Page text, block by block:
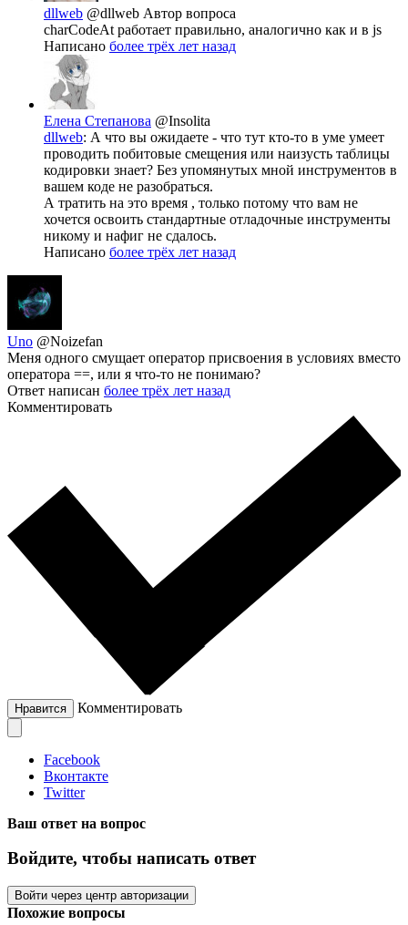
dllweb @dllweb Автор вопроса
charCodeAt работает правильно, аналогично как и в js
Написано более трёх лет назад
Елена Степанова @Insolita
dllweb: А что вы ожидаете - что тут кто-то в уме умеет
проводить побитовые смещения или наизусть таблицы
кодировки знает? Без упомянутых мной инструментов в
вашем коде не разобраться.
А тратить на это время , только потому что вам не
хочется освоить стандартные отладочные инструменты
никому и нафиг не сдалось.
Написано более трёх лет назад
Uno @Noizefan
Меня одного смущает оператор присвоения в условиях вместо
оператора ==, или я что-то не понимаю?
Ответ написан более трёх лет назад
Комментировать
Нравится Комментировать
Facebook
Вконтакте
Twitter
Ваш ответ на вопрос
Войдите, чтобы написать ответ
Войти через центр авторизации
Похожие вопросы